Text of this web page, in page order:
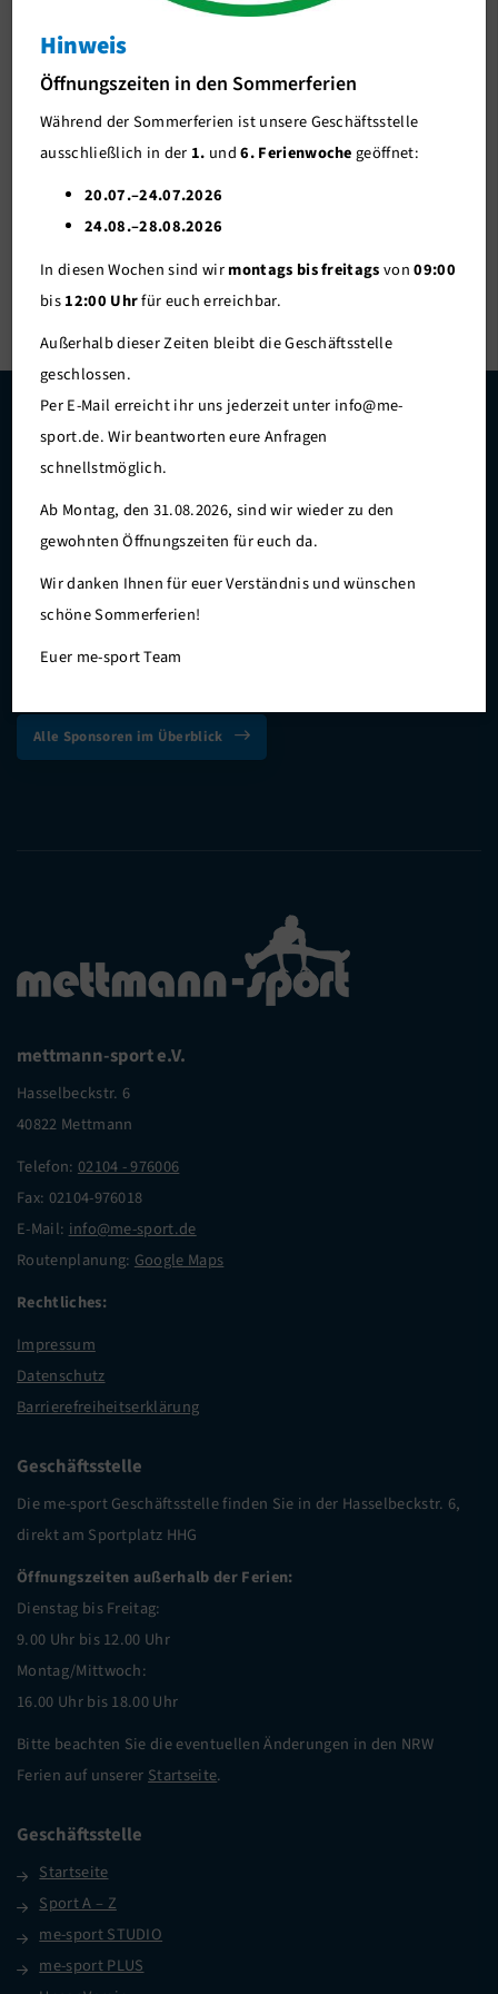
Wir bieten:
Breiten-Sport: Sport für alle
Leistungs-Sport: Sport mit Wettkampf
sichere Finanzen für die Zukunft
Danke an unsere Hauptsponsoren und Unterstützer
Alle Sponsoren im Überblick
mettmann-sport e.V.
Hasselbeckstr. 6
40822 Mettmann
Telefon: 02104 - 976006
Fax: 02104-976018
E-Mail: info@me-sport.de
Routenplanung: Google Maps
Rechtliches:
Impressum
Datenschutz
Barrierefreiheitserklärung
Geschäftsstelle
Die me-sport Geschäftsstelle finden Sie in der Hasselbeckstr. 6,
direkt am Sportplatz HHG
Öffnungszeiten außerhalb der Ferien:
Dienstag bis Freitag:
9.00 Uhr bis 12.00 Uhr
Montag/Mittwoch:
16.00 Uhr bis 18.00 Uhr
Bitte beachten Sie die eventuellen Änderungen in den NRW
Ferien auf unserer Startseite.
Geschäftsstelle
Startseite
Sport A – Z
me-sport STUDIO
me-sport PLUS
Hinweis
Öffnungszeiten in den Sommerferien
Während der Sommerferien ist unsere Geschäftsstelle
ausschließlich in der 1. und6. Ferienwochegeöffnet:
20.07.–24.07.2026
24.08.–28.08.2026
In diesen Wochen sind wirmontags bis freitagsvon09:00
bis12:00 Uhrfür euch erreichbar.
Außerhalb dieser Zeiten bleibt die Geschäftsstelle
geschlossen.
Per E-Mail erreicht ihr uns jederzeit unter info@me-
sport.de. Wir beantworten eure Anfragen
schnellstmöglich.
Ab Montag, den 31.08.2026, sind wir wieder zu den
gewohnten Öffnungszeiten für euch da.
Wir danken Ihnen für euer Verständnis und wünschen
schöne Sommerferien!
Euer me-sport Team